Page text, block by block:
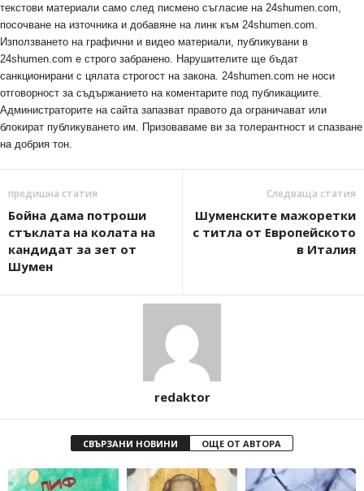
текстови материали само след писмено съгласие на 24shumen.com,
посочване на източника и добавяне на линк към 24shumen.com.
Използването на графични и видео материали, публикувани в
24shumen.com е строго забранено. Нарушителите ще бъдат
санкционирани с цялата строгост на закона. 24shumen.com не носи
отговорност за съдържанието на коментарите под публикациите.
Администраторите на сайта запазват правото да ограничават или
блокират публикуването им. Призоваваме ви за толерантност и спазване
на добрия тон.
предишна статия
Бойна дама потроши
стъклата на колата на
кандидат за зет от
Шумен
Следваща статия
Шуменските мажоретки
с титла от Европейското
в Италия
redaktor
СВЪРЗАНИ НОВИНИ ОЩЕ ОТ АВТОРА